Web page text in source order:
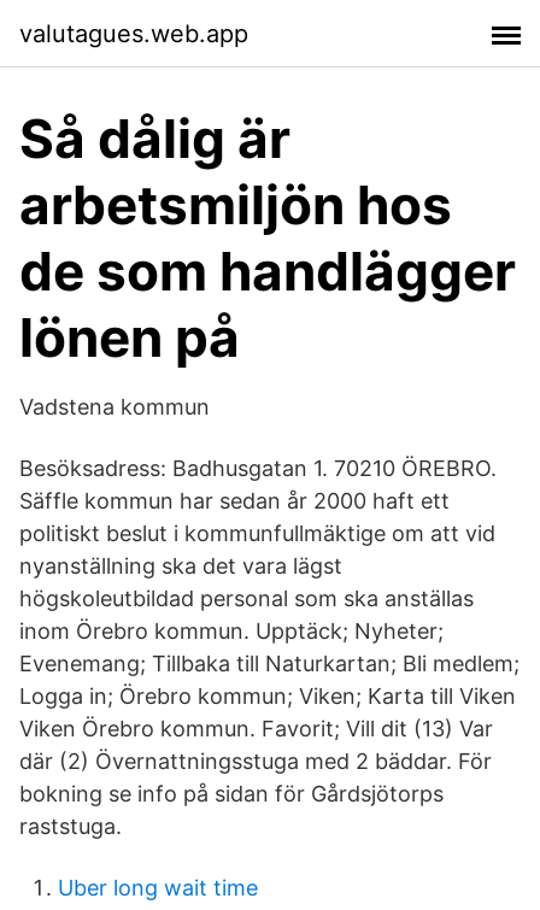
valutagues.web.app
Så dålig är
arbetsmiljön hos
de som handlägger
lönen på
Vadstena kommun
Besöksadress: Badhusgatan 1. 70210 ÖREBRO.
Säffle kommun har sedan år 2000 haft ett
politiskt beslut i kommunfullmäktige om att vid
nyanställning ska det vara lägst
högskoleutbildad personal som ska anställas
inom Örebro kommun. Upptäck; Nyheter;
Evenemang; Tillbaka till Naturkartan; Bli medlem;
Logga in; Örebro kommun; Viken; Karta till Viken
Viken Örebro kommun. Favorit; Vill dit (13) Var
där (2) Övernattningsstuga med 2 bäddar. För
bokning se info på sidan för Gårdsjötorps
raststuga.
Uber long wait time